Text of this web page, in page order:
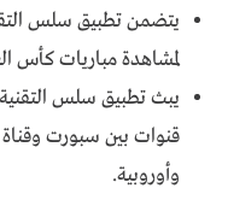
يتضمن تطبيق سلس
لمشاهدة مباريات كأس
يبث تطبيق سلس
قنوات بين سبورت
وأوروبية.